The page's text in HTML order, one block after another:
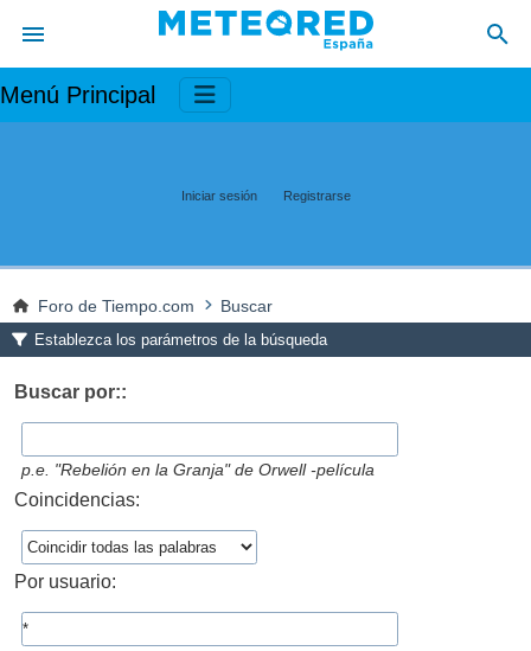
Menú Principal
Iniciar sesión Registrarse
Foro de Tiempo.com Buscar
Establezca los parámetros de la búsqueda
Buscar por::
p.e. "Rebelión en la Granja" de Orwell -película
Coincidencias:
Por usuario: